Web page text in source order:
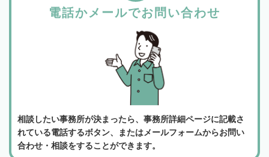
電話かメールでお問い合わせ
相談したい事務所が決まったら、事務所詳細ページに記載さ
れている電話するボタン、またはメールフォームからお問い
合わせ・相談をすることができます。